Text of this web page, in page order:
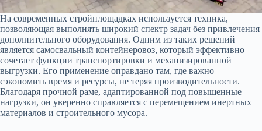
На современных стройплощадках используется техника,
позволяющая выполнять широкий спектр задач без привлечения
дополнительного оборудования. Одним из таких решений
является самосвальный контейнеровоз, который эффективно
сочетает функции транспортировки и механизированной
выгрузки. Его применение оправдано там, где важно
сэкономить время и ресурсы, не теряя производительности.
Благодаря прочной раме, адаптированной под повышенные
нагрузки, он уверенно справляется с перемещением инертных
материалов и строительного мусора.